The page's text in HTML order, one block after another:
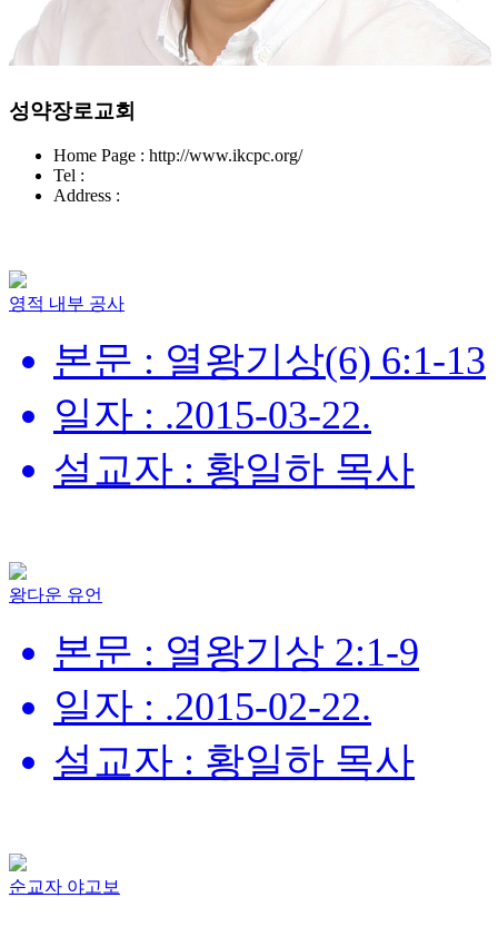
성약장로교회
Home Page : http://www.ikcpc.org/
Tel :
Address :
영적 내부 공사
본문 : 열왕기상(6) 6:1-13
일자 : .2015-03-22.
설교자 : 황일하 목사
왕다운 유언
본문 : 열왕기상 2:1-9
일자 : .2015-02-22.
설교자 : 황일하 목사
순교자 야고보